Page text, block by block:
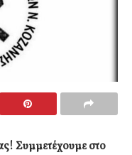
Συμμετέχουμε στο